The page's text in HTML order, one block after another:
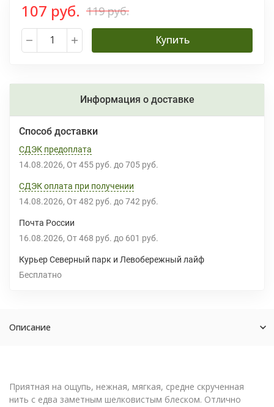
107 руб. 119 руб.
Купить
Информация о доставке
Способ доставки
СДЭК предоплата
14.08.2026 От 455 руб. до 705 руб.
СДЭК оплата при получении
14.08.2026 От 482 руб. до 742 руб.
Почта России
16.08.2026 От 468 руб. до 601 руб.
Курьер Северный парк и Левобережный лайф
Бесплатно
Описание
Приятная на ощупь, нежная, мягкая, средне скрученная
нить с едва заметным шелковистым блеском. Отлично